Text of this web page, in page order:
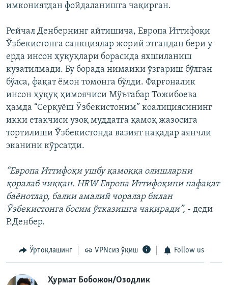
имкониятдан фойдаланишга чақирган.
Рейчал Денбернинг айтишича, Европа Иттифоқи
Ўзбекистонга санкциялар жорий этгандан бери у
ерда инсон ҳуқуқлари борасида яхшиланиш
кузатилмади. Бу борада нимаики ўзгариш бўлган
бўлса, фақат ёмон томонга бўлди. Фарғоналик
инсон ҳуқуқ ҳимоячиси Мўътабар Тожибоева
ҳамда “Серқуёш Ўзбекистоним” коалициясининг
икки етакчиси узоқ муддатга қамоқ жазосига
тортилиши Ўзбекистонда вазият нақадар аянчли
эканини кўрсатди.
“Европа Иттифоқи ушбу қамоққа олишларни
қоралаб чиққан. HRW Европа Иттифоқини нафақат
баёнотлар, балки амалий чоралар билан
Ўзбекистонга босим ўтказишга чақиради”, - деди
Р.Денбер.
Ўртоқлашинг VPNсиз ўқиш Follow us
Ҳурмат Бобожон/Озодлик